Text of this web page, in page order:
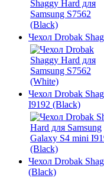
Чехол Drobak
Чехол Drobak
I9192 (Black)
Чехол Drobak
(Black)